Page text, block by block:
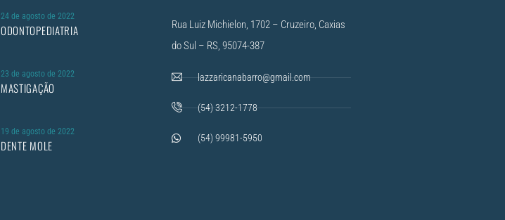
24 de agosto de 2022
ODONTOPEDIATRIA
23 de agosto de 2022
MASTIGAÇÃO
19 de agosto de 2022
DENTE MOLE
Rua Luiz Michielon, 1702 – Cruzeiro, Caxias
do Sul – RS, 95074-387
lazzaricanabarro@gmail.com
(54) 3212-1778
(54) 99981-5950